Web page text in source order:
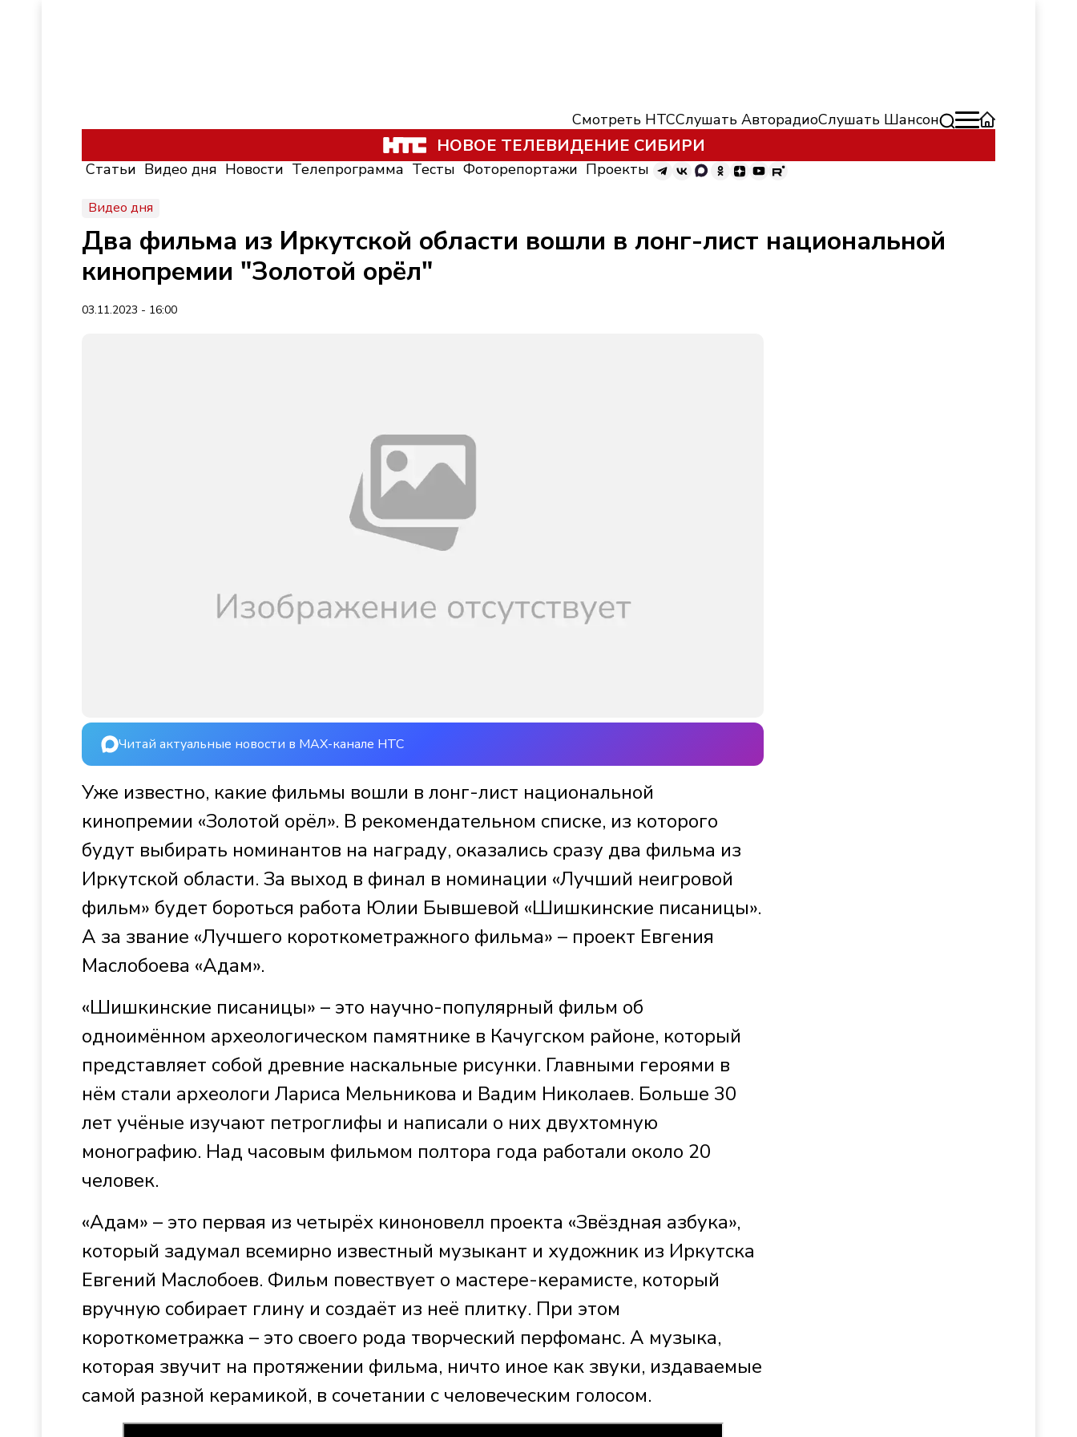
Смотреть НТССлушать АвторадиоСлушать Шансон
НОВОЕ ТЕЛЕВИДЕНИЕ СИБИРИ
Статьи Видео дня Новости Телепрограмма Тесты Фоторепортажи Проекты
Видео дня
Два фильма из Иркутской области вошли в лонг-лист национальной
кинопремии "Золотой орёл"
03.11.2023 - 16:00
Читай актуальные новости в MAX-канале НТС
Уже известно, какие фильмы вошли в лонг-лист национальной
кинопремии «Золотой орёл». В рекомендательном списке, из которого
будут выбирать номинантов на награду, оказались сразу два фильма из
Иркутской области. За выход в финал в номинации «Лучший неигровой
фильм» будет бороться работа Юлии Бывшевой «Шишкинские писаницы».
А за звание «Лучшего короткометражного фильма» – проект Евгения
Маслобоева «Адам».
«Шишкинские писаницы» – это научно-популярный фильм об
одноимённом археологическом памятнике в Качугском районе, который
представляет собой древние наскальные рисунки. Главными героями в
нём стали археологи Лариса Мельникова и Вадим Николаев. Больше 30
лет учёные изучают петроглифы и написали о них двухтомную
монографию. Над часовым фильмом полтора года работали около 20
человек.
«Адам» – это первая из четырёх киноновелл проекта «Звёздная азбука»,
который задумал всемирно известный музыкант и художник из Иркутска
Евгений Маслобоев. Фильм повествует о мастере-керамисте, который
вручную собирает глину и создаёт из неё плитку. При этом
короткометражка – это своего рода творческий перфоманс. А музыка,
которая звучит на протяжении фильма, ничто иное как звуки, издаваемые
самой разной керамикой, в сочетании с человеческим голосом.